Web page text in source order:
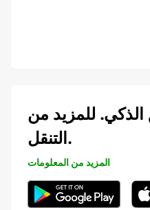
للمزيد من
التنقل.
المزيد من المعلومات